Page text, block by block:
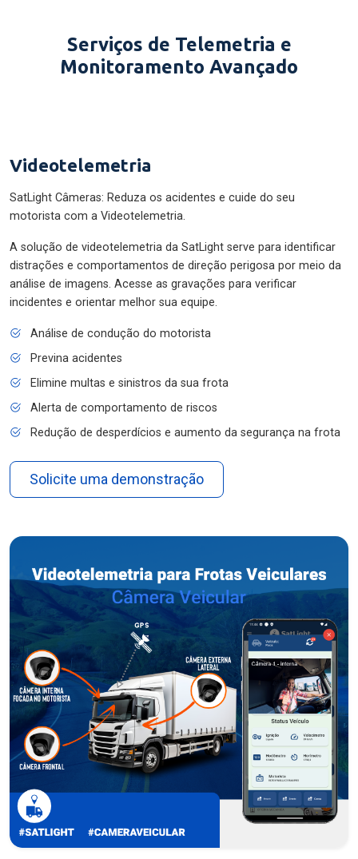
Serviços de Telemetria e
Monitoramento Avançado
Videotelemetria
SatLight Câmeras: Reduza os acidentes e cuide do seu
motorista com a Videotelemetria.
A solução de videotelemetria da SatLight serve para identificar
distrações e comportamentos de direção perigosa por meio da
análise de imagens. Acesse as gravações para verificar
incidentes e orientar melhor sua equipe.
Análise de condução do motorista
Previna acidentes
Elimine multas e sinistros da sua frota
Alerta de comportamento de riscos
Redução de desperdícios e aumento da segurança na frota
Solicite uma demonstração